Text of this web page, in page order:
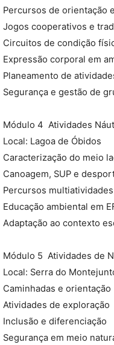
Percursos de orientação
Jogos cooperativos e
Circuitos de condição
Expressão corporal em
Planeamento de
Segurança e gestão de
Módulo 4  Atividades
Local: Lagoa de Óbidos
Caracterização do meio
Canoagem, SUP e
Percursos multiatividades
Educação ambiental em
Adaptação ao contexto
Módulo 5  Atividades de
Local: Serra do
Caminhadas e orientação
Atividades de exploração
Inclusão e diferenciação
Segurança em meio